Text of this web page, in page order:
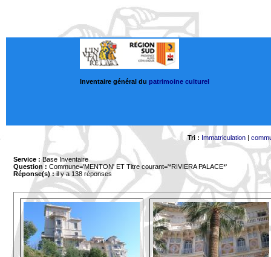
Inventaire général du patrimoine culturel
Tri : Immatriculation|
Service : Base Inventaire
Question : Commune='MENTON' ET Titre courant='*RIVIERA PALACE*'
Réponse(s) :il y a 138 réponses